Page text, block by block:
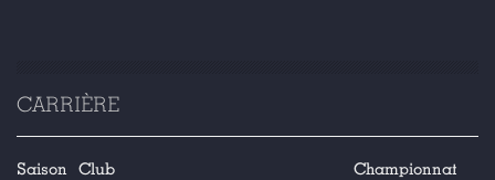
CARRIÈRE
Saison Club Championnat